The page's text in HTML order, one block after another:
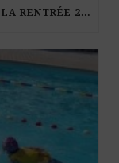
LES FOURNITURES SCOLAIRES POUR LA RENTRÉE 2026-27